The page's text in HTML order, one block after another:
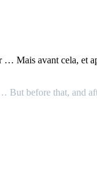
… Mais avant cela, et
before that, and